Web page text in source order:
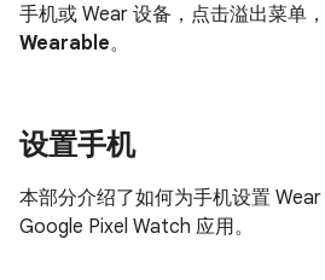
手机或 Wear 设备，点击溢出菜单
Wearable。
设置手机
本部分介绍了如何为手机设置
Google Pixel Watch 应用。